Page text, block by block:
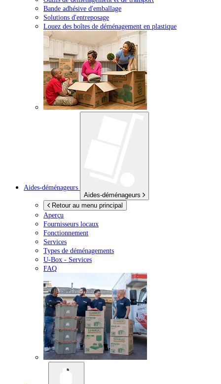
Bande adhésive d'emballage
Solutions d'entreposage
Louez des boîtes de déménagement en plastique
Aides-déménageurs
Aides-déménageurs
Retour au menu principal
Aperçu
Fournisseurs locaux
Fonctionnement
Services
Types de déménagements
U-Box - Services
FAQ